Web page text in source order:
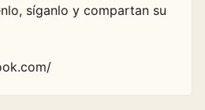
síganlo y compartan su